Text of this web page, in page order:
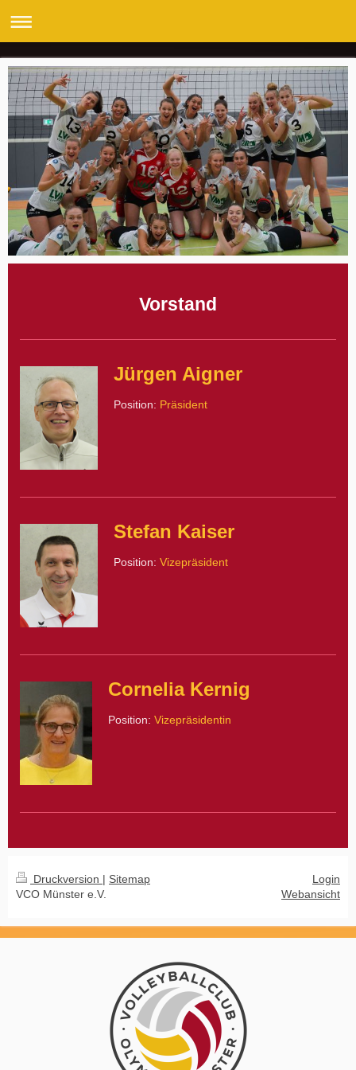
Vorstand
Jürgen Aigner
Position: Präsident
Stefan Kaiser
Position: Vizepräsident
Cornelia Kernig
Position: Vizepräsidentin
Druckversion | Sitemap
VCO Münster e.V.
Login
Webansicht